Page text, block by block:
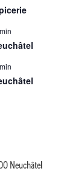
Neuchâtel